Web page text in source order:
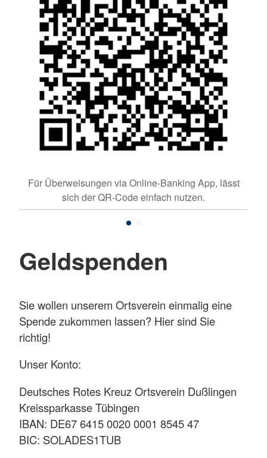
Für Überweisungen via Online-Banking App, lässt
sich der QR-Code einfach nutzen.
Geldspenden
Sie wollen unserem Ortsverein einmalig eine
Spende zukommen lassen? Hier sind Sie
richtig!
Unser Konto:
Deutsches Rotes Kreuz Ortsverein Dußlingen
Kreissparkasse Tübingen
IBAN: DE67 6415 0020 0001 8545 47
BIC: SOLADES1TUB